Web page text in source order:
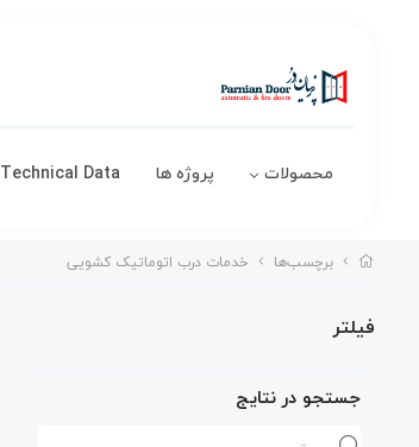
محصولات پروژه ها Technical Data
برچسب‌ها خدمات درب اتوماتیک کشویی
فیلتر
جستجو در نتایج